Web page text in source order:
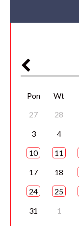
Pon Wt
27
28
3 4
10 11
17 18
24 25
31 1